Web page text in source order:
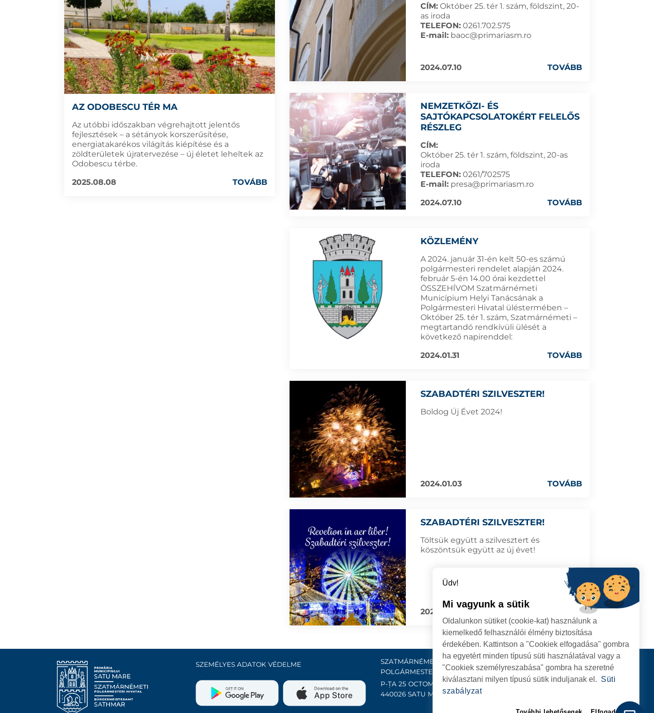
AZ ODOBESCU TÉR MA
Az utóbbi időszakban végrehajtott jelentős
fejlesztések – a sétányok korszerűsítése,
energiatakarékos világítás kiépítése és a
zöldterületek újratervezése – új életet leheltek az
Odobescu térbe.
2025.08.08
TOVÁBB
CÍM: Október 25. tér 1. szám, földszint, 20-
as iroda
TELEFON: 0261.702.575
E-mail: baoc@primariasm.ro
2024.07.10 TOVÁBB
NEMZETKÖZI- ÉS
SAJTÓKAPCSOLATOKÉRT FELELŐS
RÉSZLEG
CÍM:
Október 25. tér 1. szám, földszint, 20-as
iroda
TELEFON: 0261/702575
E-mail: presa@primariasm.ro
2024.07.10
TOVÁBB
KÖZLEMÉNY
A 2024. január 31-én kelt 50-es számú
polgármesteri rendelet alapján 2024.
február 5-én 14.00 órai kezdettel
ÖSSZEHÍVOM Szatmárnémeti
Municípium Helyi Tanácsának a
Polgármesteri Hivatal üléstermében –
Október 25. tér 1. szám, Szatmárnémeti –
megtartandó rendkívüli ülését a
következő napirenddel:
2024.01.31
TOVÁBB
SZABADTÉRI SZILVESZTER!
Boldog Új Évet 2024!
2024.01.03 TOVÁBB
SZABADTÉRI SZILVESZTER!
Töltsük együtt a szilvesztert és
köszöntsük együtt az új évet!
2023.12.24 TOVÁBB
SZEMÉLYES ADATOK VÉDELME
SZATMÁRNÉMETI
POLGÁRMESTERI HIVATAL
P-ȚA 25 OCTOMBRIE, NR. 1 CORP M,
440026 SATU MARE
Kapcsolat
KÖVESSENEK
Üdv!
Mi vagyunk a sütik
Oldalunkon sütiket (cookie-kat) használunk a
kiemelkedő felhasználói élmény biztosítása
érdekében. Kattintson a "Cookiek elfogadása" gombra
ha egyetért minden típusú süti használatával vagy a
"Cookiek személyreszabása" gombra ha szeretné
kiválasztani milyen típusú sütik induljanak el. Süti
szabályzat